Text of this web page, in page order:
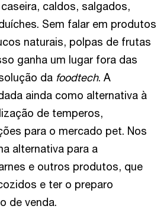
caldos, salgados,
Sem falar em produtos
naturais, polpas de frutas
ganha um lugar fora das
da foodtech. A
ainda como alternativa à
de temperos,
para o mercado pet. Nos
alternativa para a
e outros produtos, que
e ter o preparo
de venda.